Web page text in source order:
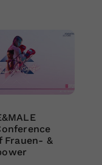
Frauen- &